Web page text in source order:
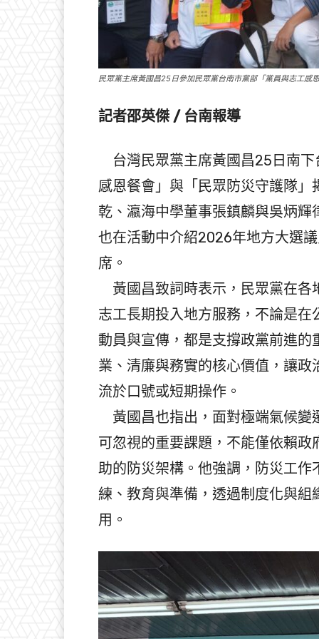
民眾黨主席黃國昌25日參加民眾黨台南市黨部「黨員與志工感
記者邵英傑 / 台南報導
台灣民眾黨主席黃國昌25日南下
感恩餐會」與「民眾防災守護隊
乾、瀛海中學董事張鎮麟與吳炳
也在活動中介紹2026年地方大選
席。
黃國昌致詞時表示，民眾黨在各
志工長期投入地方服務，不論是
動員與宣傳，都是支撐政黨前進
業、清廉與務實的核心價值，讓
流於口號或短期操作。
黃國昌也指出，面對極端氣候變
可忽視的重要課題，不能僅依賴
助的防災架構。他強調，防災工
練、教育與準備，透過制度化與
用。